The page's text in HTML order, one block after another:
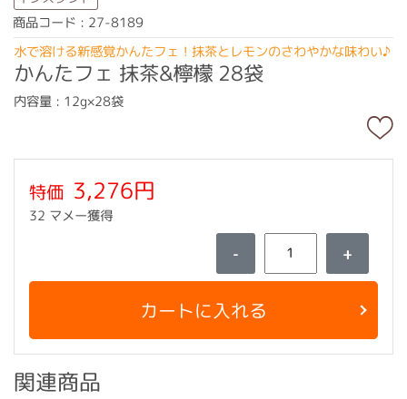
商品コード : 27-8189
水で溶ける新感覚かんたフェ！抹茶とレモンのさわやかな味わい♪
かんたフェ 抹茶&檸檬 28袋
内容量 : 12g×28袋
特価 3,276円
32 マメー獲得
- +
カートに入れる
関連商品